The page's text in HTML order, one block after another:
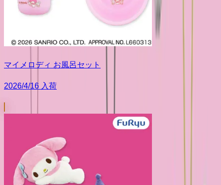
マイメロディ お風呂セット
2026/4/16 入荷